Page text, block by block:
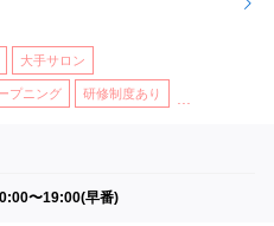
大手サロン
プニング 研修制度あり
〜19:00(早番)